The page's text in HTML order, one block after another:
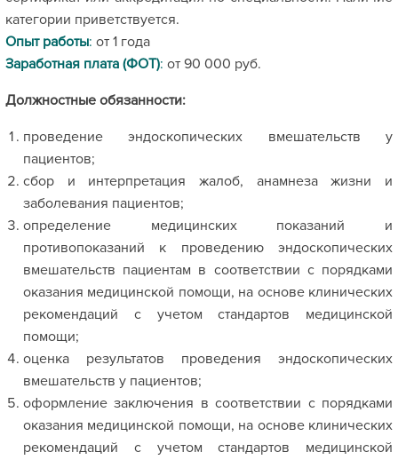
категории приветствуется.
Опыт работы: от 1 года
Заработная плата (ФОТ): от 90 000 руб.
Должностные обязанности:
проведение эндоскопических вмешательств у
пациентов;
сбор и интерпретация жалоб, анамнеза жизни и
заболевания пациентов;
определение медицинских показаний и
противопоказаний к проведению эндоскопических
вмешательств пациентам в соответствии с порядками
оказания медицинской помощи, на основе клинических
рекомендаций с учетом стандартов медицинской
помощи;
оценка результатов проведения эндоскопических
вмешательств у пациентов;
оформление заключения в соответствии с порядками
оказания медицинской помощи, на основе клинических
рекомендаций с учетом стандартов медицинской